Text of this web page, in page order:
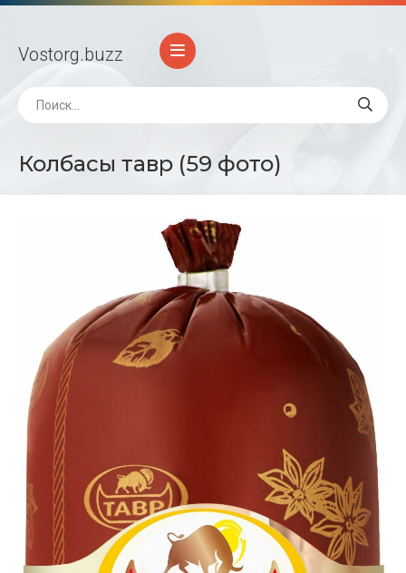
Vostorg.buzz
Колбасы тавр (59 фото)